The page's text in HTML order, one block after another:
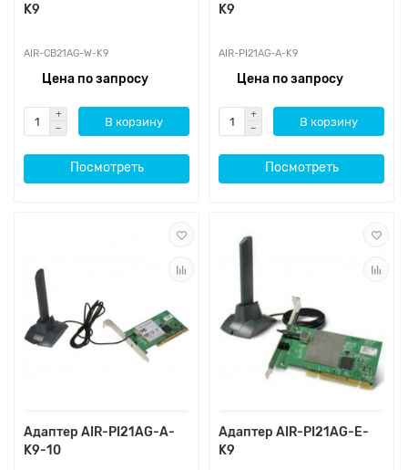
K9
AIR-CB21AG-W-K9
Цена по запросу
В корзину
Посмотреть
K9
AIR-PI21AG-A-K9
Цена по запросу
В корзину
Посмотреть
Адаптер AIR-PI21AG-A-
K9-10
Адаптер AIR-PI21AG-E-
K9